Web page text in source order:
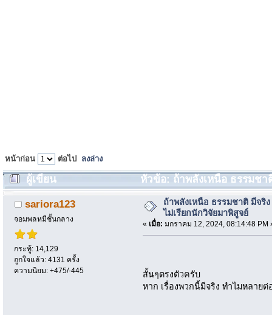
หน้าก่อน ต่อไป ลงล่าง
ผู้เขียน
หัวข้อ: ถ้าพลังเหนือ ธรรมชา
(อ่าน 2259 ครั้ง)
sariora123
จอมพลหมีชั้นกลาง
กระทู้: 14,129
ถูกใจแล้ว: 4131 ครั้ง
ความนิยม: +475/-445
ถ้าพลังเหนือ ธรรมชาติ มีจริง
ไม่เรียกนักวิจัยมาพิสูจย์
« เมื่อ: มกราคม 12, 2024, 08:14:48 PM
สั้นๆตรงตัวครับ
หาก เรื่องพวกนี้มีจริง ทำไมหลาย